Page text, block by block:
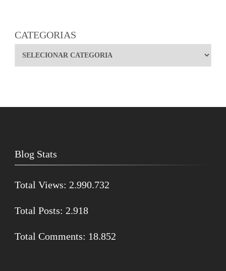
CATEGORIAS
Blog Stats
Total Views: 2.990.732
Total Posts: 2.918
Total Comments: 18.852